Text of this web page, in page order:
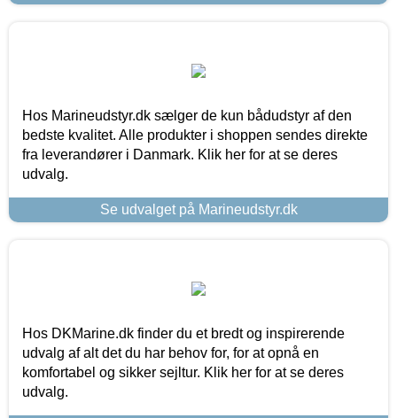
Hos Marineudstyr.dk sælger de kun bådudstyr af den
bedste kvalitet. Alle produkter i shoppen sendes direkte
fra leverandører i Danmark. Klik her for at se deres
udvalg.
Se udvalget på Marineudstyr.dk
Hos DKMarine.dk finder du et bredt og inspirerende
udvalg af alt det du har behov for, for at opnå en
komfortabel og sikker sejltur. Klik her for at se deres
udvalg.